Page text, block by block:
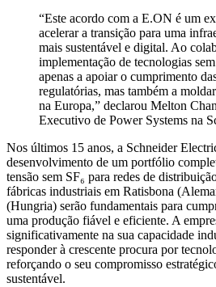
“Este acordo com a E.ON é um
acelerar a transição para uma
mais sustentável e digital. Ao
implementação de tecnologias
apenas a apoiar o cumprimento
regulatórias, mas também a
na Europa,” declarou Melton
Executivo de Power Systems na
Nos últimos 15 anos, a Schneider
desenvolvimento de um portfólio
tensão sem SF₆ para redes de
fábricas industriais em Ratisbona
(Hungria) serão fundamentais para
uma produção fiável e eficiente. A
significativamente na sua capacidade
responder à crescente procura por
reforçando o seu compromisso
sustentável.